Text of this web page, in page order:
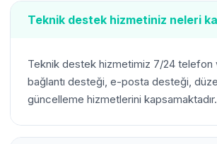
Teknik destek hizmetiniz neleri
Teknik destek hizmetimiz 7/24 telefon
bağlantı desteği, e-posta desteği,
güncelleme hizmetlerini kapsamaktadır.